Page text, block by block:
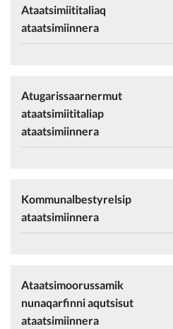
Ataatsimiititaliaq
ataatsimiinnera
Atugarissaarnermut
ataatsimiititaliap
ataatsimiinnera
Kommunalbestyrelsip
ataatsimiinnera
Ataatsimoorussamik
nunaqarfinni aqutsisut
ataatsimiinnera